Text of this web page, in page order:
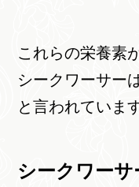
これらの栄養素
シークワーサー
と言われています
シークワー